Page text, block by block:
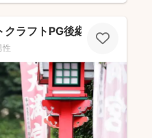
クラフトPG後継ぎ】
性